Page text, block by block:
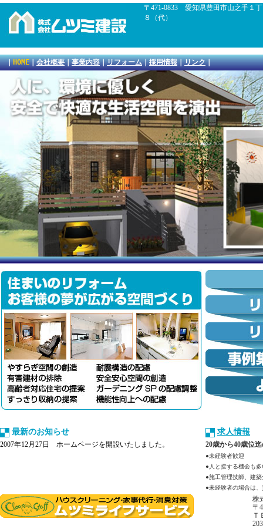
〒471-0833 愛知県豊田市山之手１
８（代）
｜HOME｜会社概要｜事業内容｜リフォーム｜採用情報｜リンク｜
最新のお知らせ
2007年12月27日 ホームページを開設いたしました。
求人情報
20歳から40歳位
●未経験者歓迎
●人と接する機会も
●施工管理技師、建
●未経験者の場合は
株
〒
Ｔ